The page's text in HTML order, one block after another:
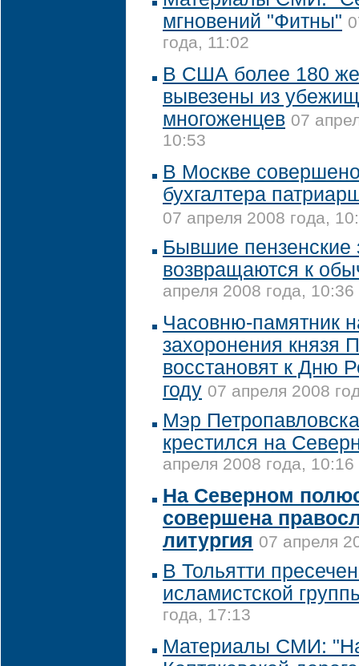
мгновений "Фитны"
года, 11:02
В США более 180
вывезены из
многоженцев 07
10:53
В Москве
бухгалтера
07 апреля 2008 года,
Бывшие пензенские
возвращаются к
апреля 2008 года, 10:36
Часовню-памятник
захоронения князя
восстановят к Дню
году 07 апреля 2008
Мэр
крестился на
апреля 2008 года, 10:16
На Северном
совершена
литургия 07 апреля
В Тольятти
исламистской
года, 17:13
Материалы СМИ: